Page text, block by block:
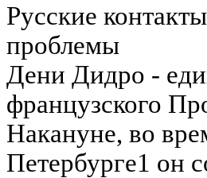
Русские
проблемы
Дени Дидро -
французского
Накануне, во
Петербурге1 он